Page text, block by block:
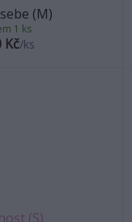
(M)
Kč/ks
1 ks